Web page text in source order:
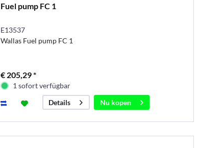
Fuel pump FC 1
E13537
Wallas Fuel pump FC 1
€ 205,29 *
1 sofort verfügbar
Details
Nu kopen